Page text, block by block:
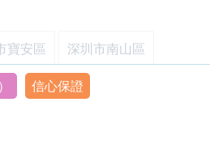
限女士
,不吃油膩食物、動物內臟、
及不易消化的高蛋白食物,勿
不在進食，22:00點以後禁
慈體檢會發送電郵確認體檢
留意電郵消息。
體檢工作人員會核對客戶的姓
、手機號及健康網購
功之電郵以確認客戶身份。
少提前1日聯絡瑞慈體檢 （聯
寶安區 深圳市南山區
社區新洲南路2008號新洲同創
-星期日7:30AM-10:30AM
信心保證